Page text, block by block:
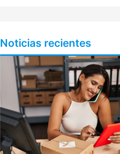
Noticias recientes